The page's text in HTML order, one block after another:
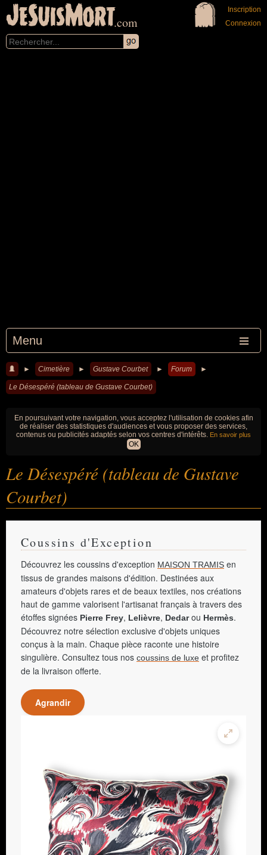
JeSuisMort.com
Menu
Inscription
Connexion
► Cimetière ► Gustave Courbet ► Forum ►
Le Désespéré (tableau de Gustave Courbet)
En poursuivant votre navigation, vous acceptez l'utilisation de cookies afin
de réaliser des statistiques d'audiences et vous proposer des services,
contenus ou publicités adaptés selon vos centres d'intérêts. En savoir plus
OK
Le Désespéré (tableau de Gustave
Courbet)
Coussins d'Exception
Découvrez les coussins d'exception MAISON TRAMIS en
tissus de grandes maisons d'édition. Destinées aux
amateurs d'objets rares et de beaux textiles, nos créations
haut de gamme valorisent l'artisanat français à travers des
étoffes signées Pierre Frey, Lelièvre, Dedarou Hermès.
Découvrez notre sélection exclusive d'objets uniques
conçus à la main. Chaque pièce raconte une histoire
singulière. Consultez tous nos coussins de luxe et profitez
de la livraison offerte.
Agrandir